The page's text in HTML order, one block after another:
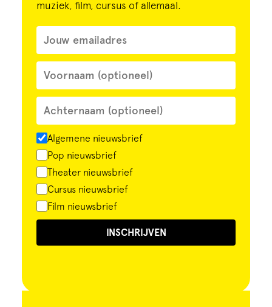
muziek, film, cursus of allemaal.
Algemene nieuwsbrief
Pop nieuwsbrief
Theater nieuwsbrief
Cursus nieuwsbrief
Film nieuwsbrief
INSCHRIJVEN